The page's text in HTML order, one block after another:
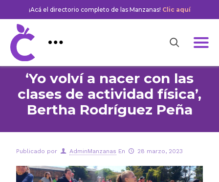
¡Acá el directorio completo de las Manzanas! Clic aquí
‘Yo volví a nacer con las
clases de actividad física’,
Bertha Rodríguez Peña
Publicado por AdminManzanas En 28 marzo, 2023